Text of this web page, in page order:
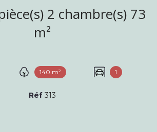
m²
140 m² 1
Réf 313